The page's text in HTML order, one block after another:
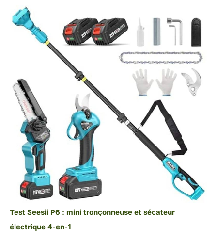
Test Seesii P6 : mini tronçonneuse et sécateur
électrique 4-en-1